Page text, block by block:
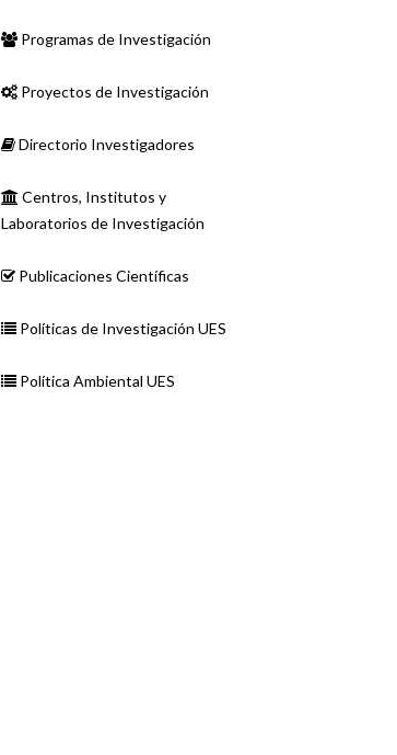
Programas de Investigación
Proyectos de Investigación
Directorio Investigadores
Centros, Institutos y
Laboratorios de Investigación
Publicaciones Científicas
Políticas de Investigación UES
Política Ambiental UES